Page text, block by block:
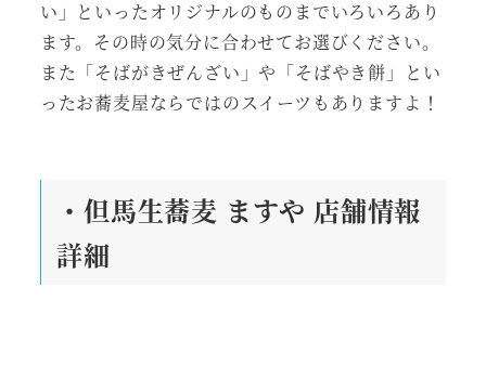
い」といったオリジナルのものまでいろいろあり
ます。その時の気分に合わせてお選びください。
また「そばがきぜんざい」や「そばやき餅」とい
ったお蕎麦屋ならではのスイーツもありますよ！
・但馬生蕎麦 ますや 店舗情報
詳細